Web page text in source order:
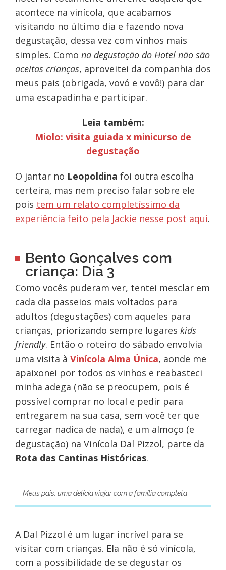
acontece na vinícola, que acabamos
visitando no último dia e fazendo nova
degustação, dessa vez com vinhos mais
simples. Como na degustação do Hotel não são
aceitas crianças, aproveitei da companhia dos
meus pais (obrigada, vovó e vovô!) para dar
uma escapadinha e participar.
Leia também:
Miolo: visita guiada x minicurso de
degustação
O jantar no Leopoldina foi outra escolha
certeira, mas nem preciso falar sobre ele
pois tem um relato completíssimo da
experiência feito pela Jackie nesse post aqui.
Bento Gonçalves com
criança: Dia 3
Como vocês puderam ver, tentei mesclar em
cada dia passeios mais voltados para
adultos (degustações) com aqueles para
crianças, priorizando sempre lugares kids
friendly. Então o roteiro do sábado envolvia
uma visita à Vinícola Alma Única, aonde me
apaixonei por todos os vinhos e reabasteci
minha adega (não se preocupem, pois é
possível comprar no local e pedir para
entregarem na sua casa, sem você ter que
carregar nadica de nada), e um almoço (e
degustação) na Vinícola Dal Pizzol, parte da
Rota das Cantinas Históricas.
Meus pais: uma delícia viajar com a família completa
A Dal Pizzol é um lugar incrível para se
visitar com crianças. Ela não é só vinícola,
com a possibilidade de se degustar os